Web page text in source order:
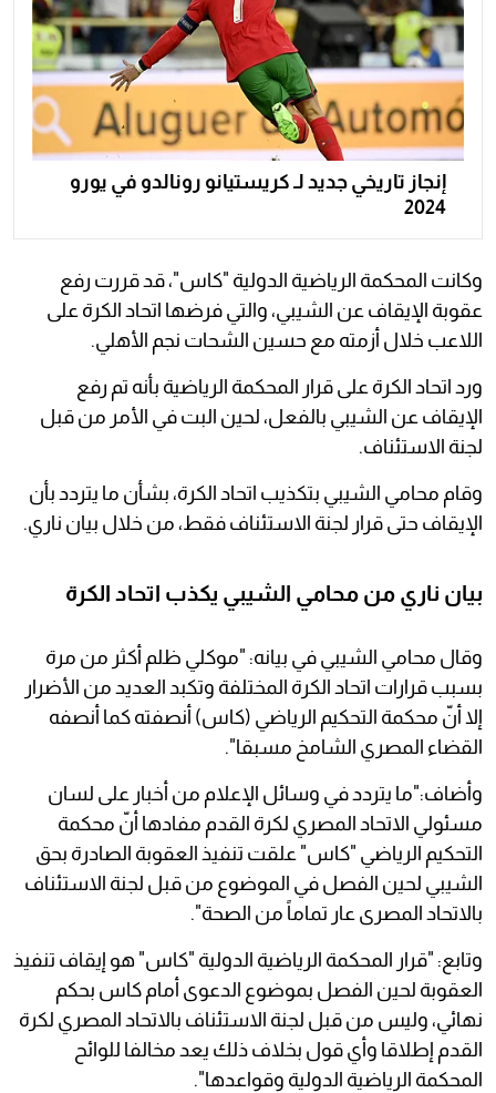
إنجاز تاريخي جديد لـ كريستيانو رونالدو في يورو
2024
وكانت المحكمة الرياضية الدولية "كاس"، قد قررت رفع
عقوبة الإيقاف عن الشيبي، والتي فرضها اتحاد الكرة على
اللاعب خلال أزمته مع حسين الشحات نجم الأهلي.
ورد اتحاد الكرة على قرار المحكمة الرياضية بأنه تم رفع
الإيقاف عن الشيبي بالفعل، لحين البت في الأمر من قبل
لجنة الاستئناف.
وقام محامي الشيبي بتكذيب اتحاد الكرة، بشأن ما يتردد بأن
الإيقاف حتى قرار لجنة الاستئناف فقط، من خلال بيان ناري.
بيان ناري من محامي الشيبي يكذب اتحاد الكرة
وقال محامي الشيبي في بيانه: "موكلي ظلم أكثر من مرة
بسبب قرارات اتحاد الكرة المختلفة وتكبد العديد من الأضرار
إلا أنّ محكمة التحكيم الرياضي (كاس) أنصفته كما أنصفه
القضاء المصري الشامخ مسبقا".
وأضاف:"ما يتردد في وسائل الإعلام من أخبار على لسان
مسئولي الاتحاد المصري لكرة القدم مفادها أنّ محكمة
التحكيم الرياضي "كاس" علقت تنفيذ العقوبة الصادرة بحق
الشيبي لحين الفصل في الموضوع من قبل لجنة الاستئناف
بالاتحاد المصرى عار تماماً من الصحة".
وتابع: "قرار المحكمة الرياضية الدولية "كاس" هو إيقاف تنفيذ
العقوبة لحين الفصل بموضوع الدعوى أمام كاس بحكم
نهائي، وليس من قبل لجنة الاستئناف بالاتحاد المصري لكرة
القدم إطلاقا وأي قول بخلاف ذلك يعد مخالفا للوائح
المحكمة الرياضية الدولية وقواعدها".